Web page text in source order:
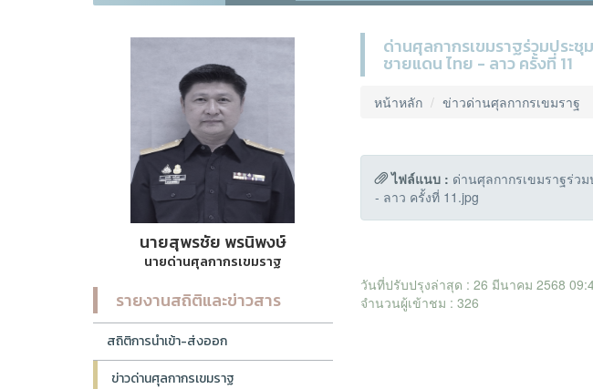
นายสุพรชัย พรนิพงษ์
นายด่านศุลกากรเขมราฐ
รายงานสถิติและข่าวสาร
สถิติการนำเข้า-ส่งออก
ข่าวด่านศุลกากรเขมราฐ
ด่านศุลกากรเขมราฐร่วมประ
ชายแดน ไทย - ลาว ครั้งที่ 11
หน้าหลัก ข่าวด่านศุลกากรเขมราฐ
ไฟล์แนบ : ด่านศุลกากรเขมราฐร่ว
- ลาว ครั้งที่ 11.jpg
วันที่ปรับปรุงล่าสุด : 26 มีนาคม 2568
จำนวนผู้เข้าชม : 326